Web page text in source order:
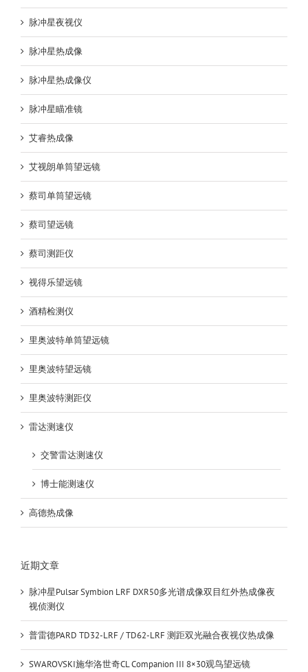
脉冲星夜视仪
脉冲星热成像
脉冲星热成像仪
脉冲星瞄准镜
艾睿热成像
艾视朗单筒望远镜
蔡司单筒望远镜
蔡司望远镜
蔡司测距仪
视得乐望远镜
酒精检测仪
里奥波特单筒望远镜
里奥波特望远镜
里奥波特测距仪
雷达测速仪
交警雷达测速仪
博士能测速仪
高德热成像
近期文章
脉冲星Pulsar Symbion LRF DXR50多光谱成像双目红外热成像夜
视侦测仪
普雷德PARD TD32-LRF / TD62-LRF 测距双光融合夜视仪热成像
SWAROVSKI施华洛世奇CL Companion III 8×30观鸟望远镜